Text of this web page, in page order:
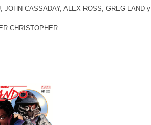
JOHN CASSADAY, ALEX ROSS, GREG LAND y
CHRISTOPHER